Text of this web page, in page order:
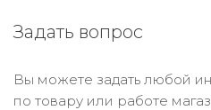
Задать вопрос
Вы можете задать любой
по товару или работе